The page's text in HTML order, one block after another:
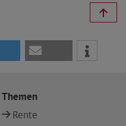
Themen
Rente